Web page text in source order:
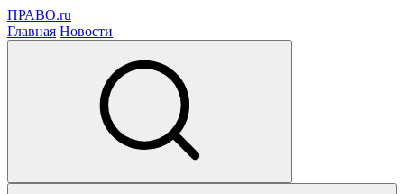
ПРАВО.ru
Главная Новости